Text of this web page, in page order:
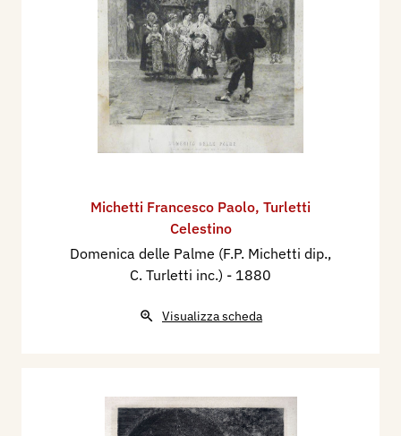
Michetti Francesco Paolo, Turletti
Celestino
Domenica delle Palme (F.P. Michetti dip.,
C. Turletti inc.) - 1880
Visualizza scheda